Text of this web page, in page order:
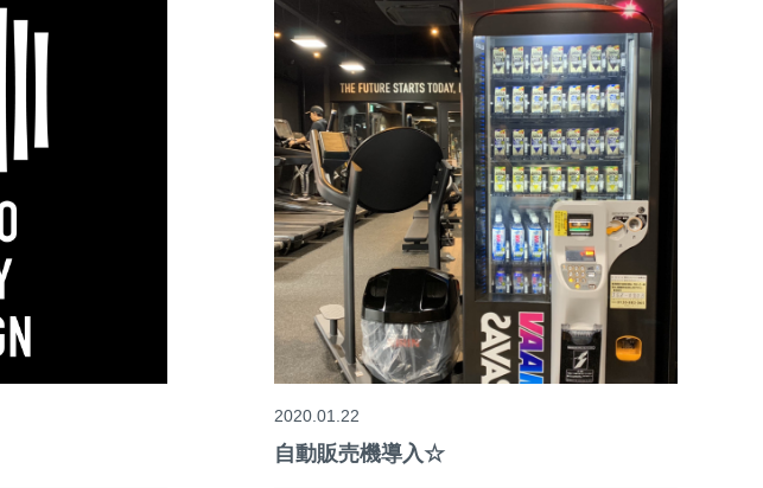
2020.01.22
自動販売機導入☆